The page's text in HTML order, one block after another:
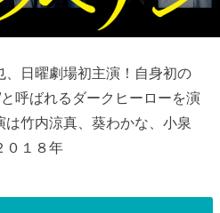
日曜劇場初主演！自身初の
呼ばれるダークヒーローを演
竹内涼真、葵わかな、小泉
０１８年